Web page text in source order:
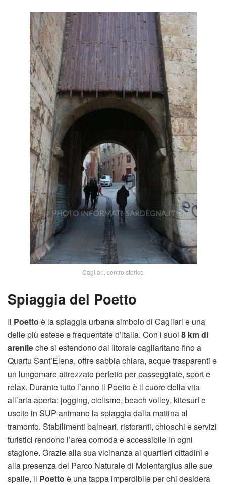
Cagliari, centro storico
Spiaggia del Poetto
Il Poetto è la spiaggia urbana simbolo di Cagliari e una
delle più estese e frequentate d’Italia. Con i suoi 8 km di
arenileche si estendono dal litorale cagliaritano fino a
Quartu Sant’Elena, offre sabbia chiara, acque trasparenti e
un lungomare attrezzato perfetto per passeggiate, sport e
relax. Durante tutto l’anno il Poetto è il cuore della vita
all’aria aperta: jogging, ciclismo, beach volley, kitesurf e
uscite in SUP animano la spiaggia dalla mattina al
tramonto. Stabilimenti balneari, ristoranti, chioschi e servizi
turistici rendono l’area comoda e accessibile in ogni
stagione. Grazie alla sua vicinanza ai quartieri cittadini e
alla presenza del Parco Naturale di Molentargius alle sue
spalle, il Poetto è una tappa imperdibile per chi desidera